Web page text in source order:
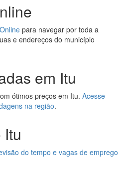
para navegar por toda a
e endereços do município
em Itu
ótimos preços em Itu. Acesse
na região.
do tempo e vagas de emprego